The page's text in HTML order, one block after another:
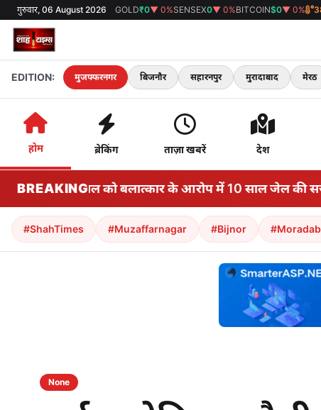
गुरुवार, 06 August 2026 GOLD₹0▼ 0%SENSEX0▼ 0%BITCOIN$0▼ 0%
EDITION: मुजफ्फरनगर बिजनौर सहारनपुर मुरादाबाद मेरठ
होम ब्रेकिंग ताज़ा खबरें देश
BREAKING
तरूण तेजपाल को बलात्कार के आरोप में 10 साल जेल की सजा
#ShahTimes #Muzaffarnagar #Bijnor
None